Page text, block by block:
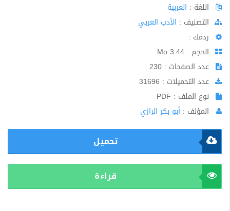
اللغة : العربية
اﻟﺘﺼﻨﻴﻒ : الأدب العربي
ردمك :
الحجم : 3.44 Mo
عدد الصفحات : 230
عدد التحميلات : 31696
نوع الملف : PDF
المؤلف : أبو بكر الرازي
تحميل
قراءة